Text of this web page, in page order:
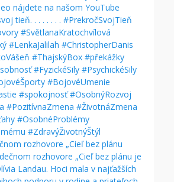
rozhovore „Cieľ bez plánu